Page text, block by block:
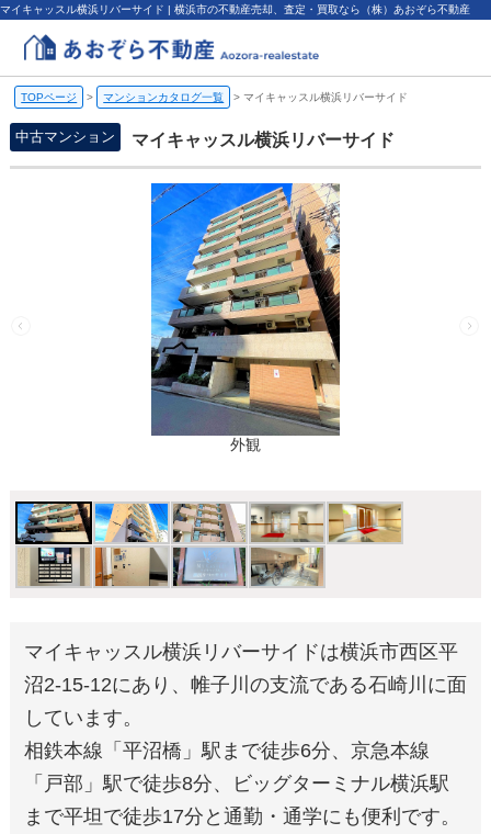
マイキャッスル横浜リバーサイド | 横浜市の不動産売却、査定・買取なら（株）あおぞら不動産
TOPページ > マンションカタログ一覧 > マイキャッスル横浜リバーサイド
中古マンション マイキャッスル横浜リバーサイド
外観
マイキャッスル横浜リバーサイドは横浜市西区平
沼2-15-12にあり、帷子川の支流である石崎川に面
しています。
相鉄本線「平沼橋」駅まで徒歩6分、京急本線
「戸部」駅で徒歩8分、ビッグターミナル横浜駅
まで平坦で徒歩17分と通勤・通学にも便利です。